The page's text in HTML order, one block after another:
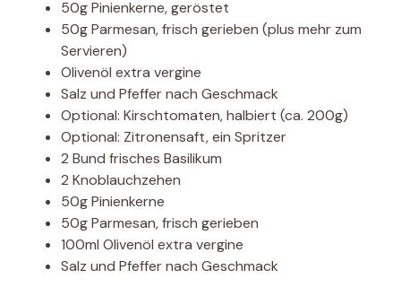
50g Pinienkerne, geröstet
50g Parmesan, frisch gerieben (plus mehr zum
Servieren)
Olivenöl extra vergine
Salz und Pfeffer nach Geschmack
Optional: Kirschtomaten, halbiert (ca. 200g)
Optional: Zitronensaft, ein Spritzer
2 Bund frisches Basilikum
2 Knoblauchzehen
50g Pinienkerne
50g Parmesan, frisch gerieben
100ml Olivenöl extra vergine
Salz und Pfeffer nach Geschmack